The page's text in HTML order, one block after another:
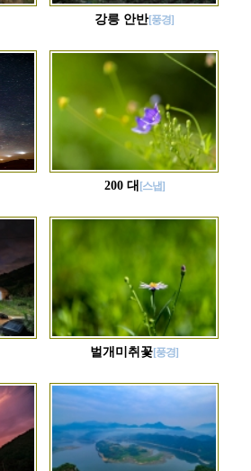
강릉 안반[풍경]
200 대 [스냅]
벌개미취꽃[풍경]